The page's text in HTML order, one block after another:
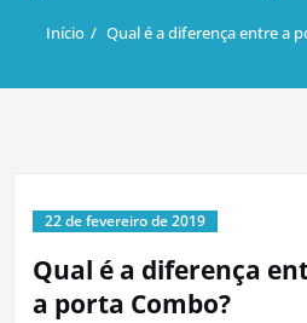
Início Qual é a diferença entre a
22 de fevereiro de 2019
Qual é a diferença
a porta Combo?